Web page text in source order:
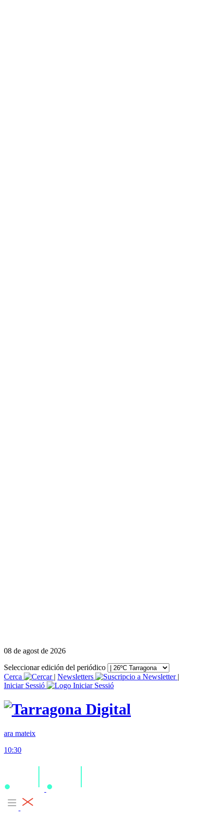
08 de agost de 2026
Seleccionar edición del periódico
Cerca
| Newsletters
|
Iniciar Sessió
ara mateix
10:30